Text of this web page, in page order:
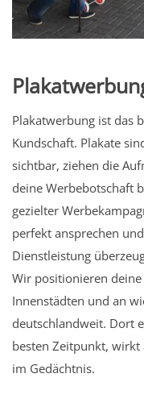
Plakatwerbung ist das
Kundschaft. Plakate
sichtbar, ziehen die
deine Werbebotschaft
gezielter
perfekt ansprechen
Dienstleistung
Wir positionieren
Innenstädten und an
deutschlandweit. Dort
besten Zeitpunkt,
im Gedächtnis.